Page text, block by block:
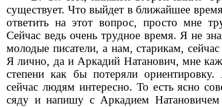
существует. Что выйдет в ближайшее
ответить на этот вопрос, просто мне
Сейчас ведь очень трудное время. Я не
молодые писатели, а нам, старикам,
Я лично, да и Аркадий Натанович, мне
степени как бы потеряли
сейчас людям интересно. То есть ясно
сяду и напишу с Аркадием Натановичем